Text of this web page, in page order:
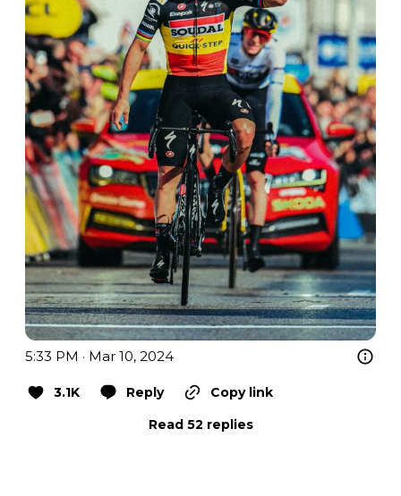
5:33 PM · Mar 10, 2024
3.1K Reply
Copy link
Read 52 replies